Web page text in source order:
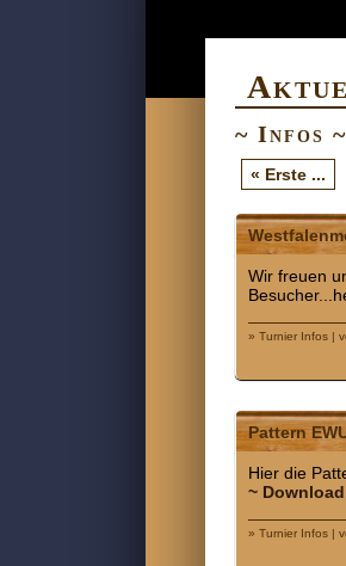
~ Infos ~
« Erste ...
Wir freuen
» Turnier Infos |
Pattern
Hier die
~
» Turnier Infos |